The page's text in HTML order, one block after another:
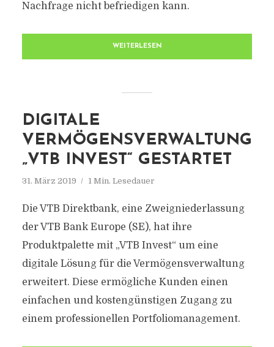
Nachfrage nicht befriedigen kann.
WEITERLESEN
DIGITALE
VERMÖGENSVERWALTUNG
„VTB INVEST“ GESTARTET
31. März 2019 1 Min. Lesedauer
Die VTB Direktbank, eine Zweigniederlassung
der VTB Bank Europe (SE), hat ihre
Produktpalette mit „VTB Invest“ um eine
digitale Lösung für die Vermögensverwaltung
erweitert. Diese ermögliche Kunden einen
einfachen und kostengünstigen Zugang zu
einem professionellen Portfoliomanagement.